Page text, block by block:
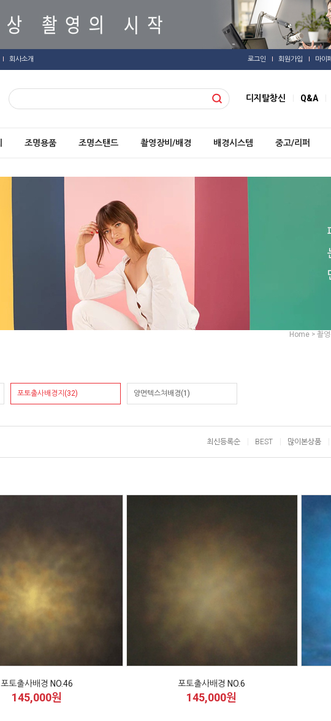
회사소개 로그인 회원가입 마이
디지탈창신 Q&A
조명용품 조명스탠드 촬영장비/배경 배경시스템 중고/리퍼
Home > 촬
포토출사배경지(32) 양면텍스쳐배경(1)
최신등록순 BEST 많이본상품
포토출사배경 NO.46
145,000원
포토출사배경 NO.6
145,000원